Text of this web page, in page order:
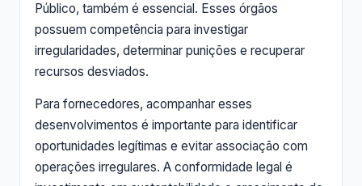
Público, também é essencial. Esses órgãos
possuem competência para investigar
irregularidades, determinar punições e recuperar
recursos desviados.
Para fornecedores, acompanhar esses
desenvolvimentos é importante para identificar
oportunidades legítimas e evitar associação com
operações irregulares. A conformidade legal é